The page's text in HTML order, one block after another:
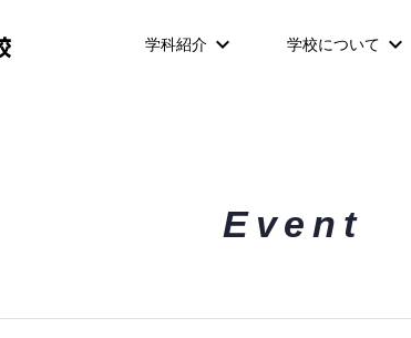
学科紹介 学校について
Event